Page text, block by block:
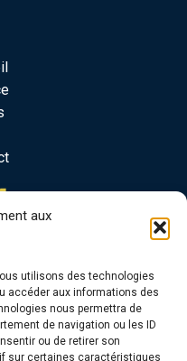
aux
utilisons des technologies
accéder aux informations des
nous permettra de
de navigation ou les ID
ou de retirer son
sur certaines caractéristiques